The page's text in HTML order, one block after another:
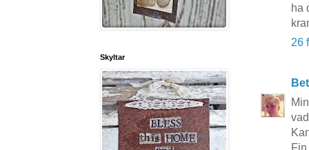
ha
26
Skyltar